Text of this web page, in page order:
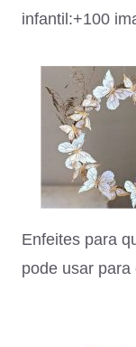
infantil:+100
Enfeites para
pode usar